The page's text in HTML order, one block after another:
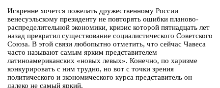
Искренне хочется пожелать дружественному России
венесуэльскому президенту не повторять ошибки планово-
распределительной экономики, кризис которой пятнадцать лет
назад прекратил существование социалистического Советского
Союза. В этой связи любопытно отметить, что сейчас Чавеса
часто называют самым ярким представителем
латиноамериканских «новых левых». Конечно, по харизме
конкурировать с ним трудно, но вот с точки зрения
политического и экономического курса представитель он
далеко не самый яркий.